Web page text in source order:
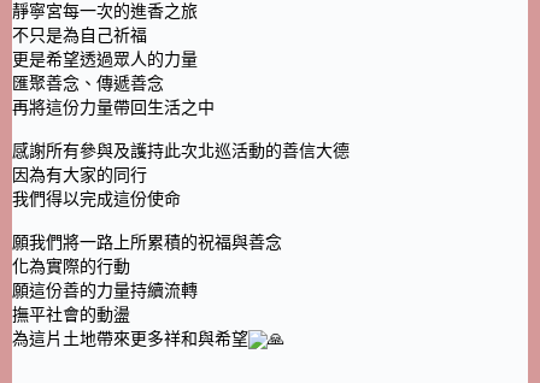
靜寧宮每一次的進香之旅
不只是為自己祈福
更是希望透過眾人的力量
匯聚善念、傳遞善念
再將這份力量帶回生活之中
感謝所有參與及護持此次北巡活動的善信大德
因為有大家的同行
我們得以完成這份使命
願我們將一路上所累積的祝福與善念
化為實際的行動
願這份善的力量持續流轉
撫平社會的動盪
為這片土地帶來更多祥和與希望